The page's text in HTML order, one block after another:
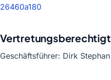
26460a180
Vertretungsberechtigt
Geschäftsführer: Dirk Stephan